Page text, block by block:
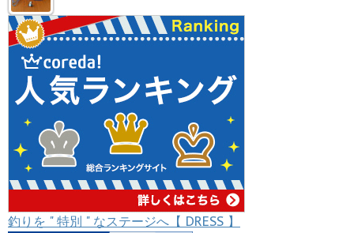
釣りを " 特別 " なステージへ【 DRESS 】